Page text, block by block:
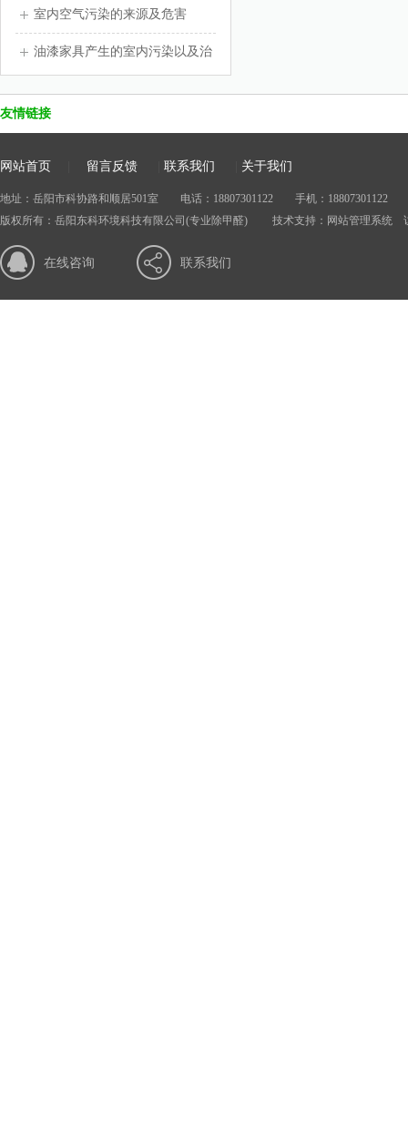
室内空气污染的来源及危害
油漆家具产生的室内污染以及治
友情链接
网站首页 留言反馈 联系我们 关于我们
地址：岳阳市科协路和顺居501室 电话：18807301122 手机：18807301122 邮
版权所有：岳阳东科环境科技有限公司(专业除甲醛) 技术支持： 网站管理系统
在线咨询 联系我们